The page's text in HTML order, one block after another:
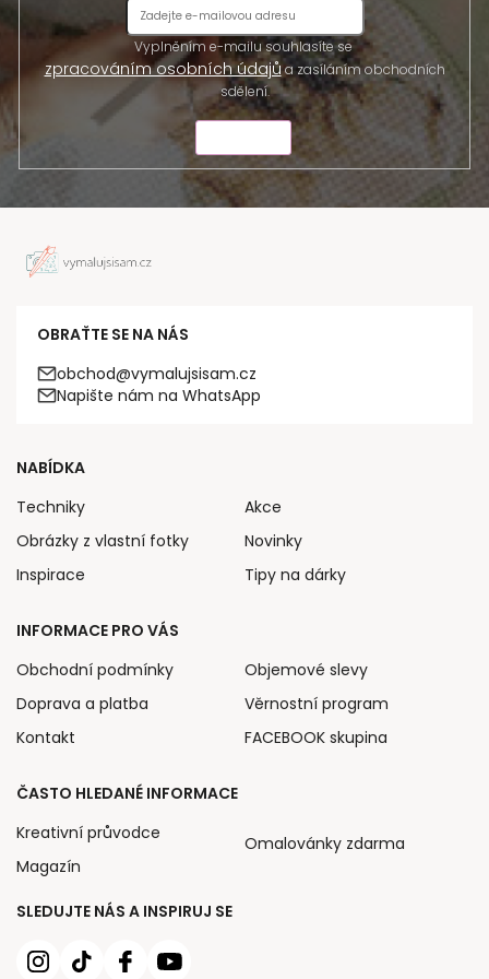
Vyplněním e-mailu souhlasíte se
zpracováním osobních údajůa zasíláním obchodních
sdělení.
OBRAŤTE SE NA NÁS
obchod@vymalujsisam.cz
Napište nám na WhatsApp
SLEDUJTE NÁS A INSPIRUJ SE
NABÍDKA
Techniky
Obrázky z vlastní fotky
Inspirace
Akce
Novinky
Tipy na dárky
INFORMACE PRO VÁS
Obchodní podmínky
Doprava a platba
Kontakt
Objemové slevy
Věrnostní program
FACEBOOK skupina
ČASTO HLEDANÉ INFORMACE
Kreativní průvodce
Magazín
Omalovánky zdarma